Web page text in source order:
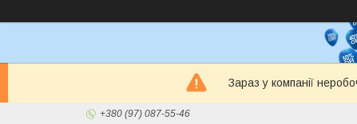
Зараз у компанії
+380 (97) 087-55-46